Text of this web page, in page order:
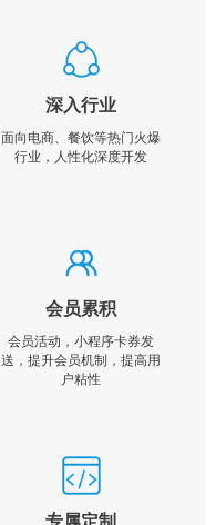
深入行业
面向电商、餐饮等热门火爆
行业，人性化深度开发
会员累积
会员活动，小程序卡券发
送，提升会员机制，提高用
户粘性
专属定制